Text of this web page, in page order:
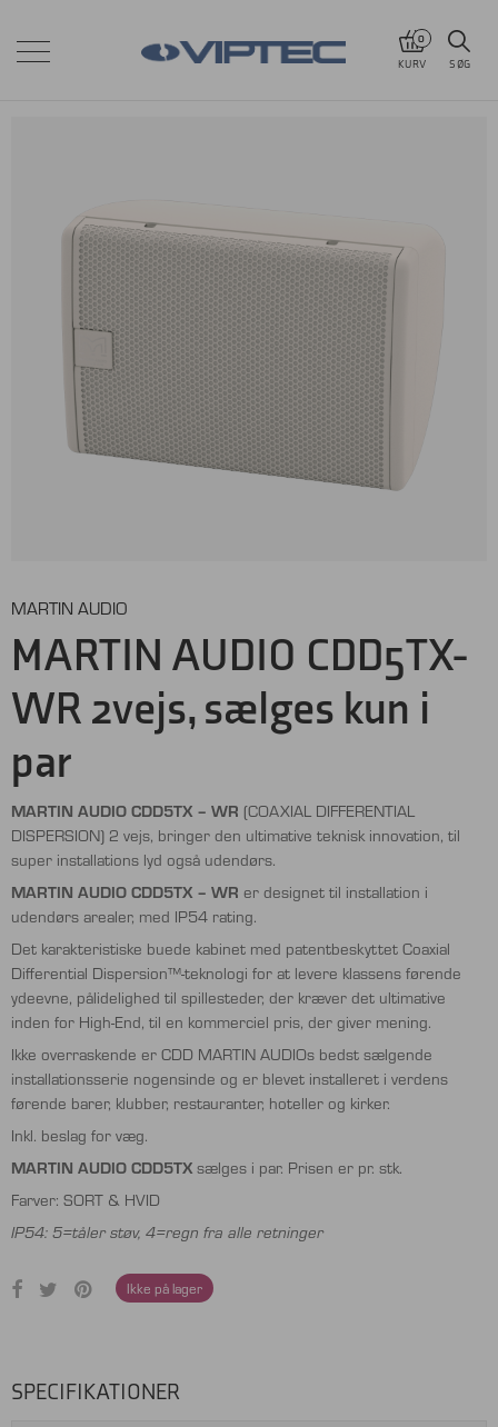
0
KURV
SØG
MARTIN AUDIO
MARTIN AUDIO CDD5TX-
WR 2vejs, sælges kun i
par
MARTIN AUDIO CDD5TX – WR (COAXIAL DIFFERENTIAL
DISPERSION) 2 vejs, bringer den ultimative teknisk innovation, til
super installations lyd også udendørs.
MARTIN AUDIO CDD5TX – WR er designet til installation i
udendørs arealer, med IP54 rating.
Det karakteristiske buede kabinet med patentbeskyttet Coaxial
Differential Dispersion™-teknologi for at levere klassens førende
ydeevne, pålidelighed til spillesteder, der kræver det ultimative
inden for High-End, til en kommerciel pris, der giver mening.
Ikke overraskende er CDD MARTIN AUDIOs bedst sælgende
installationsserie nogensinde og er blevet installeret i verdens
førende barer, klubber, restauranter, hoteller og kirker.
Inkl. beslag for væg.
MARTIN AUDIO CDD5TX sælges i par. Prisen er pr. stk.
Farver: SORT & HVID
IP54: 5=tåler støv, 4=regn fra alle retninger
Ikke på lager
SPECIFIKATIONER